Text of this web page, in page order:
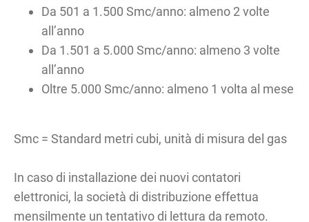
Da 501 a 1.500 Smc/anno: almeno 2 volte
all’anno
Da 1.501 a 5.000 Smc/anno: almeno 3 volte
all’anno
Oltre 5.000 Smc/anno: almeno 1 volta al mese
Smc = Standard metri cubi, unità di misura del gas
In caso di installazione dei nuovi contatori
elettronici, la società di distribuzione effettua
mensilmente un tentativo di lettura da remoto.